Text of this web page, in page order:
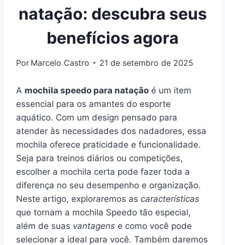
natação: descubra seus
benefícios agora
Por Marcelo Castro 21 de setembro de 2025
A mochila speedo para natação é um item
essencial para os amantes do esporte
aquático. Com um design pensado para
atender às necessidades dos nadadores, essa
mochila oferece praticidade e funcionalidade.
Seja para treinos diários ou competições,
escolher a mochila certa pode fazer toda a
diferença no seu desempenho e organização.
Neste artigo, exploraremos as características
que tornam a mochila Speedo tão especial,
além de suas vantagens e como você pode
selecionar a ideal para você. Também daremos